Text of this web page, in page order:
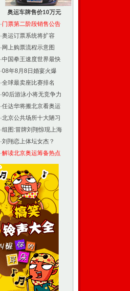
奥运车牌售价10万元
·门票第二阶段销售公告
·奥运订票系统将扩容
· 网上购票流程示意图
·中国拳王速度世界最快
·08年8月8日婚宴火爆
·全球最卖座比赛排名
·90后游泳小将无竞争力
·任达华将搬北京看奥运
·北京公共场所十大陋习
·组图:冒牌刘翔惊现上海
·刘翔恋上体坛女杰？
·解读北京奥运筹备热点